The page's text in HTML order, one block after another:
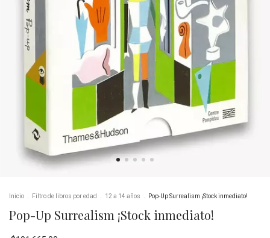
Inicio . Filtro de libros por edad . 12 a 14 años . Pop-Up Surrealism ¡Stock inmediato!
Pop-Up Surrealism ¡Stock inmediato!